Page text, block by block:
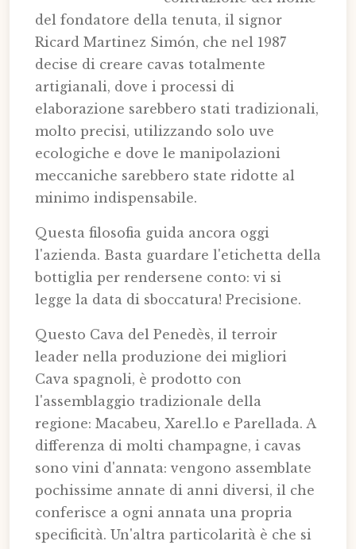
del fondatore della tenuta, il signor
Ricard Martinez Simón, che nel 1987
decise di creare cavas totalmente
artigianali, dove i processi di
elaborazione sarebbero stati tradizionali,
molto precisi, utilizzando solo uve
ecologiche e dove le manipolazioni
meccaniche sarebbero state ridotte al
minimo indispensabile.
Questa filosofia guida ancora oggi
l'azienda. Basta guardare l'etichetta della
bottiglia per rendersene conto: vi si
legge la data di sboccatura! Precisione.
Questo Cava del Penedès, il terroir
leader nella produzione dei migliori
Cava spagnoli, è prodotto con
l'assemblaggio tradizionale della
regione: Macabeu, Xarel.lo e Parellada. A
differenza di molti champagne, i cavas
sono vini d'annata: vengono assemblate
pochissime annate di anni diversi, il che
conferisce a ogni annata una propria
specificità. Un'altra particolarità è che si